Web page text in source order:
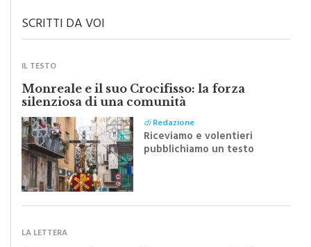
SCRITTI DA VOI
IL TESTO
Monreale e il suo Crocifisso: la forza
silenziosa di una comunità
diRedazione
Riceviamo e volentieri
pubblichiamo un testo
Festa del Santissimo
LA LETTERA